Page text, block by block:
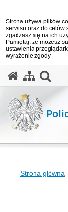
Strona używa plików
serwisu oraz do celów
zgadzasz się na ich
Pamiętaj, że możesz
ustawienia
wyrażenie zgody.
Strona główna